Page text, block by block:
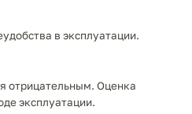
в эксплуатации.
отрицательным. Оценка
эксплуатации.